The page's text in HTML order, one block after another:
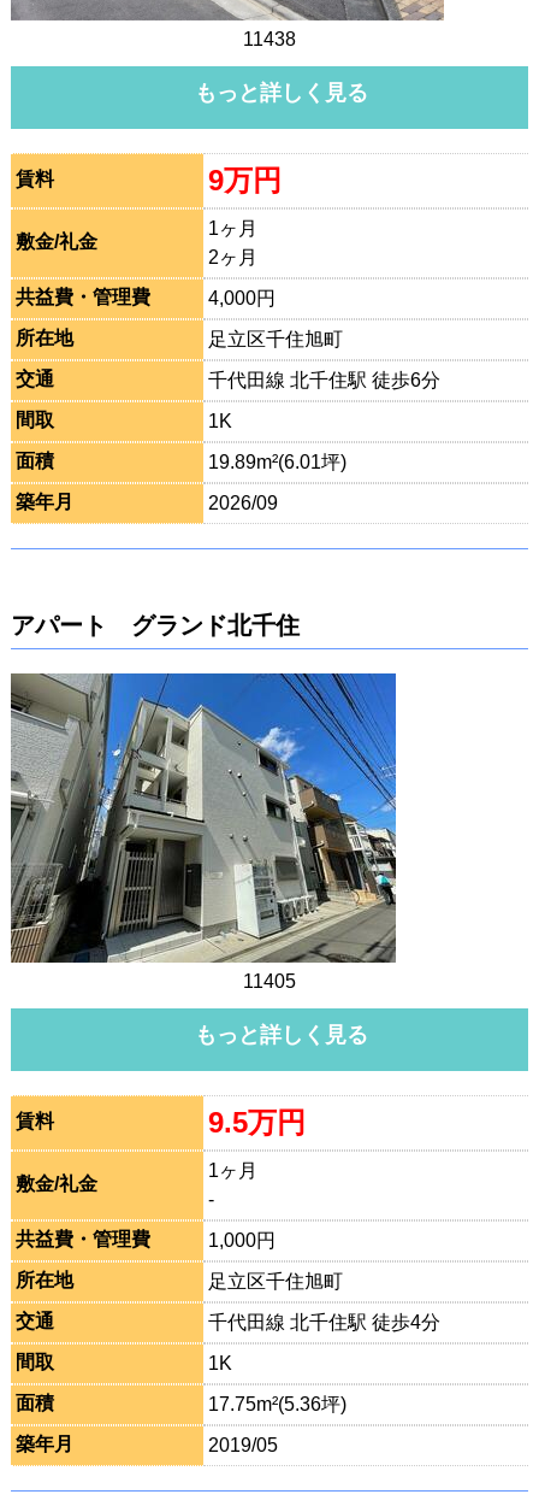
11438
もっと詳しく見る
賃料 9万円
敷金/礼金
1ヶ月
2ヶ月
共益費・管理費
4,000円
所在地
足立区千住旭町
交通
千代田線 北千住駅 徒歩6分
間取
1K
面積
19.89m²(6.01坪)
築年月
2026/09
アパート グランド北千住
11405
もっと詳しく見る
賃料 9.5万円
敷金/礼金
1ヶ月
-
共益費・管理費
1,000円
所在地
足立区千住旭町
交通
千代田線 北千住駅 徒歩4分
間取
1K
面積
17.75m²(5.36坪)
築年月
2019/05